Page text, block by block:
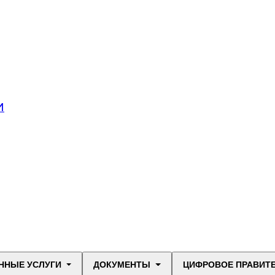
УСЛУГИ ДОКУМЕНТЫ ЦИФРОВОЕ